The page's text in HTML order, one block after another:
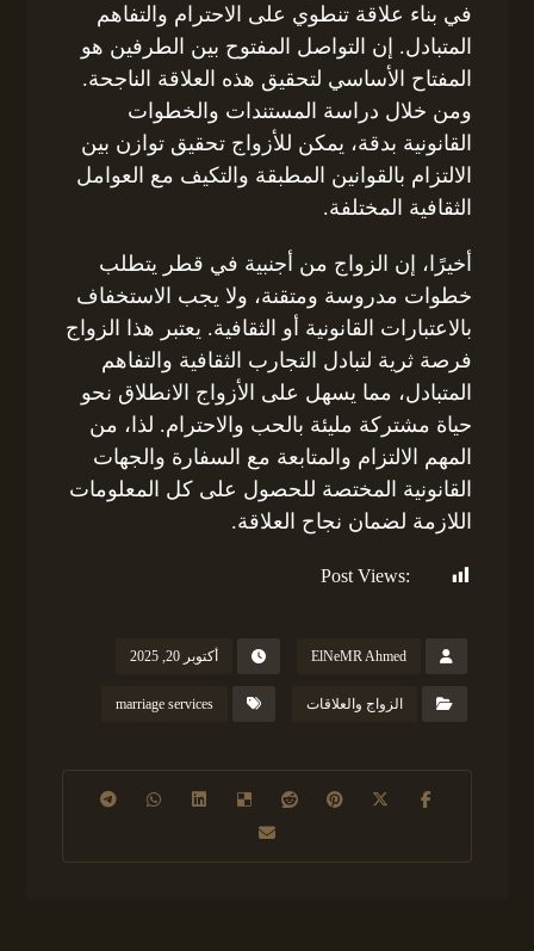
في بناء علاقة تنطوي على الاحترام والتفاهم
المتبادل. إن التواصل المفتوح بين الطرفين هو
المفتاح الأساسي لتحقيق هذه العلاقة الناجحة.
ومن خلال دراسة المستندات والخطوات
القانونية بدقة، يمكن للأزواج تحقيق توازن بين
الالتزام بالقوانين المطبقة والتكيف مع العوامل
الثقافية المختلفة.
أخيرًا، إن الزواج من أجنبية في قطر يتطلب
خطوات مدروسة ومتقنة، ولا يجب الاستخفاف
بالاعتبارات القانونية أو الثقافية. يعتبر هذا الزواج
فرصة ثرية لتبادل التجارب الثقافية والتفاهم
المتبادل، مما يسهل على الأزواج الانطلاق نحو
حياة مشتركة مليئة بالحب والاحترام. لذا، من
المهم الالتزام والمتابعة مع السفارة والجهات
القانونية المختصة للحصول على كل المعلومات
اللازمة لضمان نجاح العلاقة.
Post Views:
ElNeMR Ahmed أكتوبر 20, 2025
الزواج والعلاقات marriage services